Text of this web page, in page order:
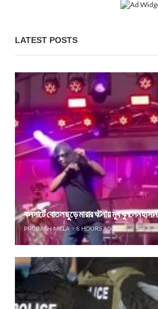
LATEST POSTS
কনসার্টে বোতল ছুড়ে মারার ঘটনায় মুখ খুললেন হাসান
PROBASH MELA 8 HOURS AGO